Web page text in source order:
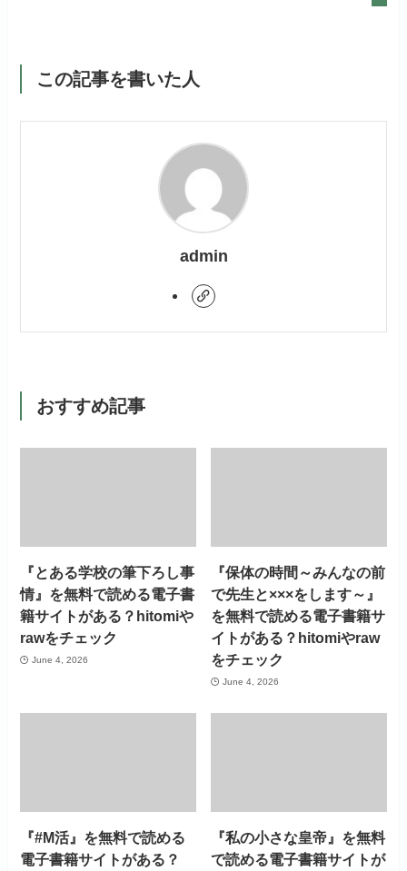
この記事を書いた人
admin
おすすめ記事
『とある学校の筆下ろし事
情』を無料で読める電子書
籍サイトがある？hitomiや
rawをチェック
June 4, 2026
『保体の時間～みんなの前
で先生と×××をします～』
を無料で読める電子書籍サ
イトがある？hitomiやraw
をチェック
June 4, 2026
『#M活』を無料で読める
電子書籍サイトがある？
『私の小さな皇帝』を無料
で読める電子書籍サイトが